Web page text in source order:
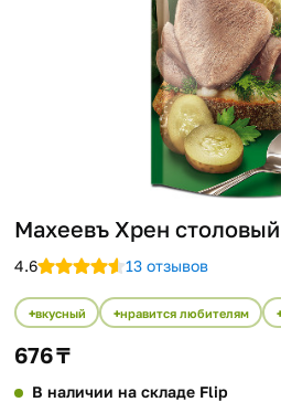
Махеевъ Хрен столовый
4.6 13 отзывов
вкусный нравится любителям
676 ₸
В наличии на складе Flip
Способы доставки
Способы оплаты